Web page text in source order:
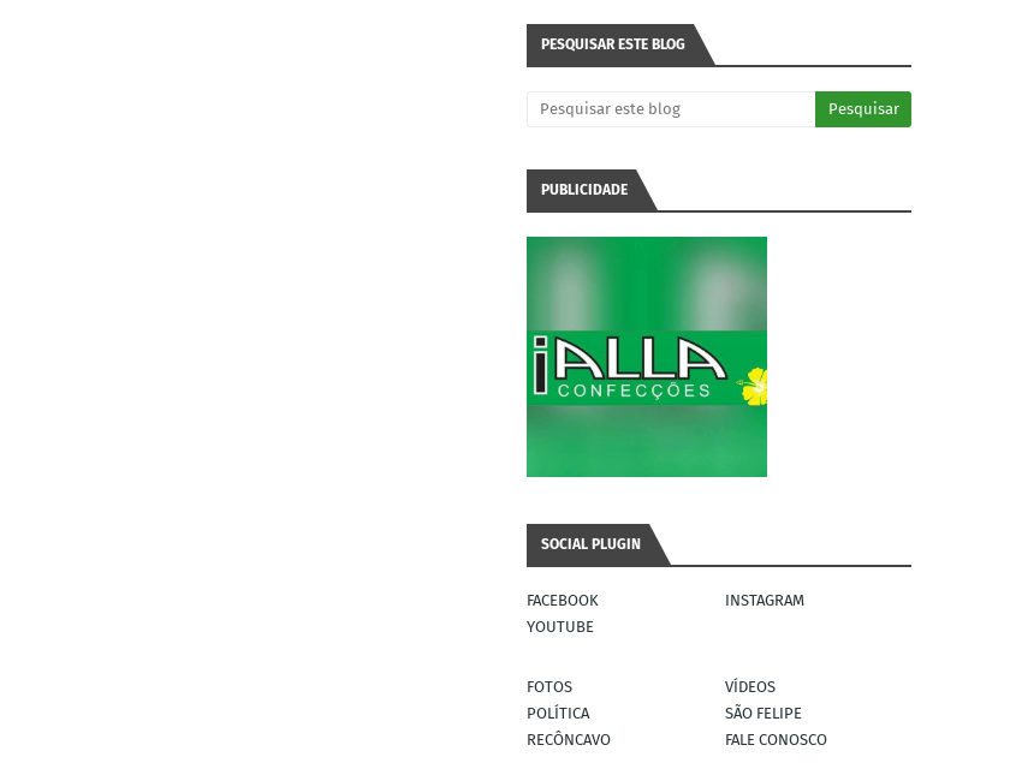
PESQUISAR ESTE BLOG
PUBLICIDADE
SOCIAL PLUGIN
FACEBOOK
INSTAGRAM
YOUTUBE
FOTOS
VÍDEOS
POLÍTICA
SÃO FELIPE
RECÔNCAVO
FALE CONOSCO